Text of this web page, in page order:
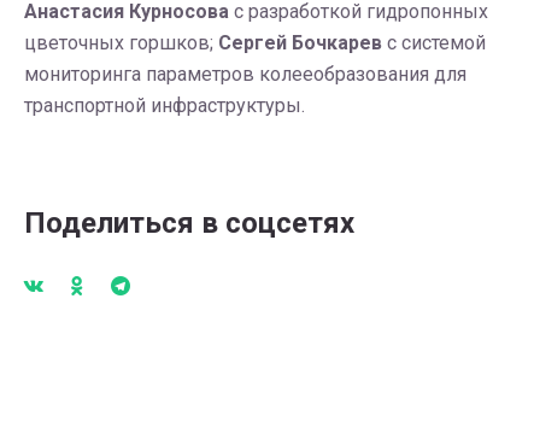
Анастасия Курносова с разработкой гидропонных
цветочных горшков; Сергей Бочкарев с системой
мониторинга параметров колееобразования для
транспортной инфраструктуры.
Поделиться в соцсетях